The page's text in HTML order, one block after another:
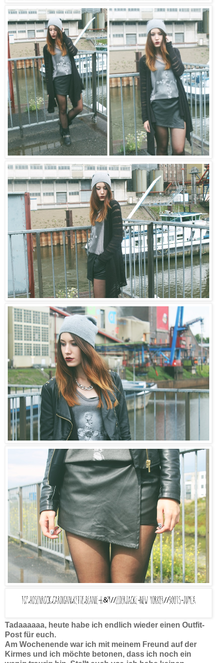
Tadaaaaaa, heute habe ich endlich wieder einen Outfit-
Post für euch.
Am Wochenende war ich mit meinem Freund auf der
Kirmes und ich möchte betonen, dass ich noch ein